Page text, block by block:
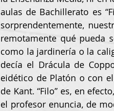
aulas de Bachillerato es
sorprendentemente,
remotamente qué pueda
como la jardinería o la
decía el Drácula de
eidético de Platón o con
de Kant. “Filo” es, en
el profesor enuncia, de